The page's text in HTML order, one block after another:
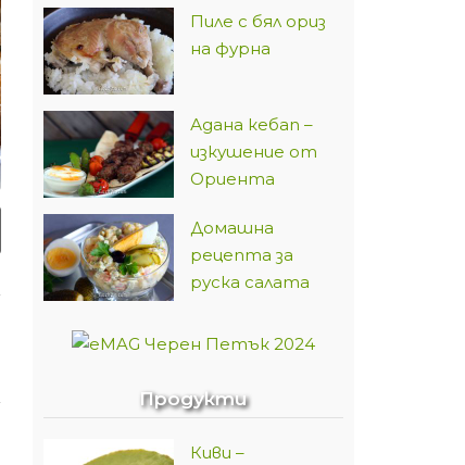
Пиле с бял ориз
на фурна
Адана кебап –
изкушение от
Ориента
Домашна
рецепта за
руска салата
Продукти
Киви –